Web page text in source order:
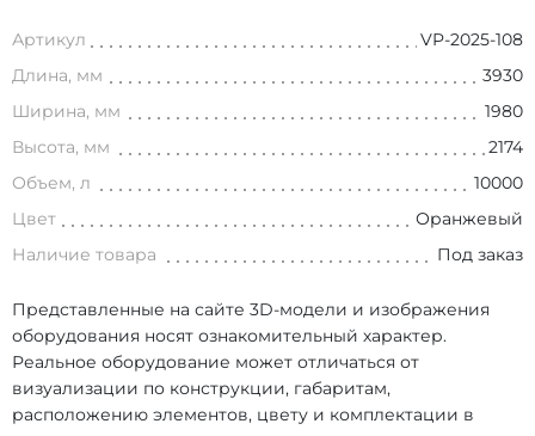
Артикул
VP-2025-108
Длина, мм
3930
Ширина, мм
1980
Высота, мм
2174
Объем, л
10000
Цвет
Оранжевый
Наличие товара
Под заказ
Представленные на сайте 3D-модели и изображения
оборудования носят ознакомительный характер.
Реальное оборудование может отличаться от
визуализации по конструкции, габаритам,
расположению элементов, цвету и комплектации в